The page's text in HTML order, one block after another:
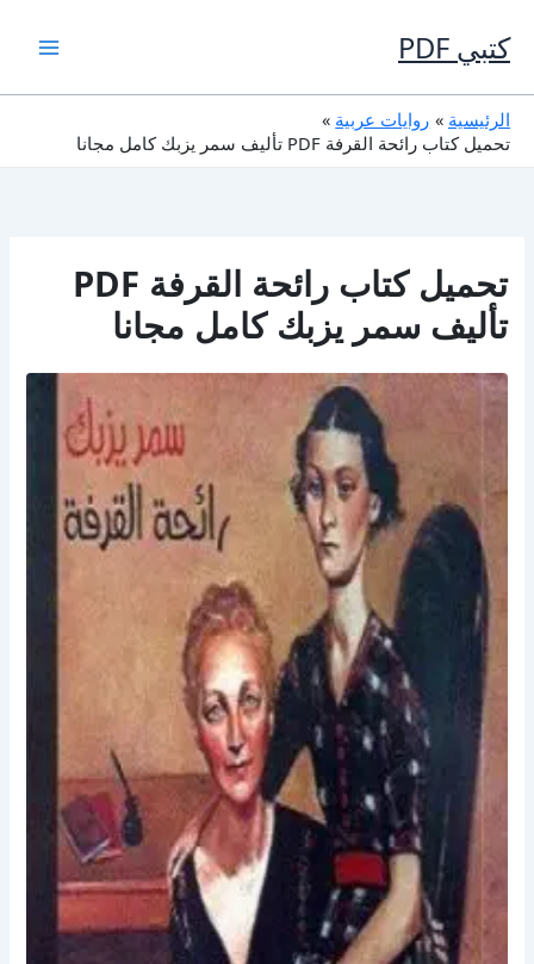
إلى
المحتوى
كتبي PDF
الرئيسية
روايات عربية
تحميل كتاب رائحة القرفة PDF تأليف سمر يزبك كامل مجانا
تحميل كتاب رائحة القرفة PDF
تأليف سمر يزبك كامل مجانا